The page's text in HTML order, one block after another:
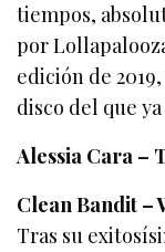
tiempos,
por
edición de
disco del que
Alessia Cara –
Clean Bandit –
Tras su